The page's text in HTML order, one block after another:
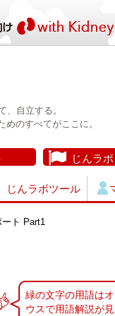
自立する。
のすべてがここに。
じんラ
じんラボツール
ト Part1
緑の文字の用語は
ウスで用語解説が